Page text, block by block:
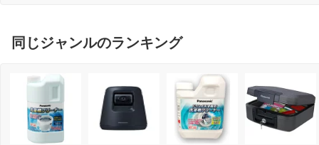
同じジャンルのランキング